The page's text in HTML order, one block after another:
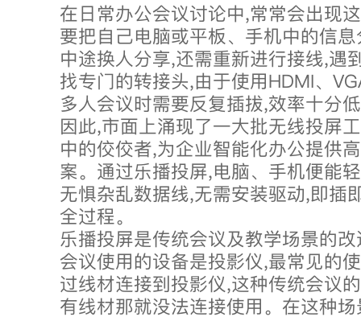
在日常办公会议讨论中,常常会出现
要把自己电脑或平板、手机中的信
中途换人分享,还需重新进行接线,遇
找专门的转接头,由于使用HDMI、
多人会议时需要反复插拔,效率十分
因此,市面上涌现了一大批无线投屏
中的佼佼者,为企业智能化办公提供
案。通过乐播投屏,电脑、手机便能
无惧杂乱数据线,无需安装驱动,即插
全过程。
乐播投屏是传统会议及教学场景的
会议使用的设备是投影仪,最常见的
过线材连接到投影仪,这种传统会议
有线材那就没法连接使用。在这种